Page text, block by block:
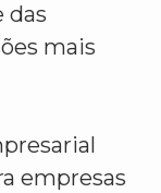
das
mais
empresas